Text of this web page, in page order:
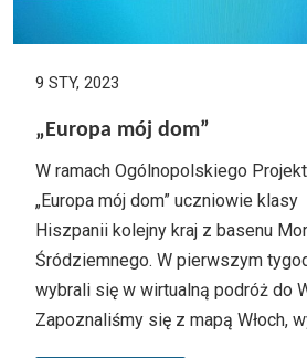
9 STY, 2023
„Europa mój dom”
W ramach Ogólnopolskiego
„Europa mój dom” uczniowie
Hiszpanii kolejny kraj z basenu
Śródziemnego. W pierwszym
wybrali się w wirtualną podróż do
Zapoznaliśmy się z mapą Włoch,